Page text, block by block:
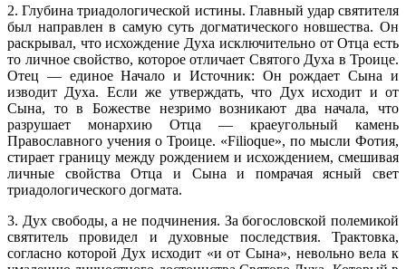
2. Глубина триадологической истины. Главный удар святителя
был направлен в самую суть догматического новшества. Он
раскрывал, что исхождение Духа исключительно от Отца есть
то личное свойство, которое отличает Святого Духа в Троице.
Отец — единое Начало и Источник: Он рождает Сына и
изводит Духа. Если же утверждать, что Дух исходит и от
Сына, то в Божестве незримо возникают два начала, что
разрушает монархию Отца — краеугольный камень
Православного учения о Троице. «Filioque», по мысли Фотия,
стирает границу между рождением и исхождением, смешивая
личные свойства Отца и Сына и помрачая ясный свет
триадологического догмата.
3. Дух свободы, а не подчинения. За богословской полемикой
святитель провидел и духовные последствия. Трактовка,
согласно которой Дух исходит «и от Сына», невольно вела к